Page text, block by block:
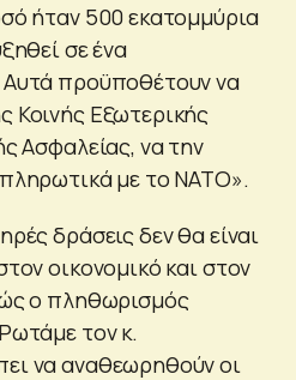
ήταν 500 εκατομμύρια
σε ένα
προϋποθέτουν να
Κοινής Εξωτερικής
Ασφαλείας, να την
με το ΝΑΤΟ».
δράσεις δεν θα είναι
οικονομικό και στον
ο πληθωρισμός
τον κ.
να αναθεωρηθούν οι